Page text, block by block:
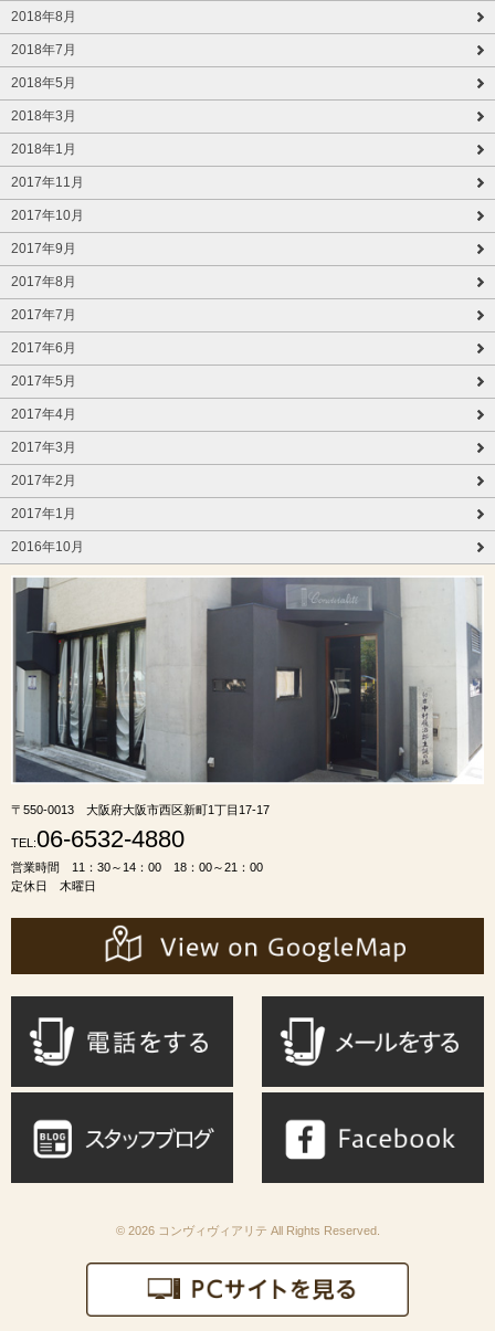
2018年8月
2018年7月
2018年5月
2018年3月
2018年1月
2017年11月
2017年10月
2017年9月
2017年8月
2017年7月
2017年6月
2017年5月
2017年4月
2017年3月
2017年2月
2017年1月
2016年10月
〒550-0013 大阪府大阪市西区新町1丁目17-17
TEL:06-6532-4880
営業時間 11：30～14：00 18：00～21：00
定休日 木曜日
© 2026 コンヴィヴィアリテ All Rights Reserved.